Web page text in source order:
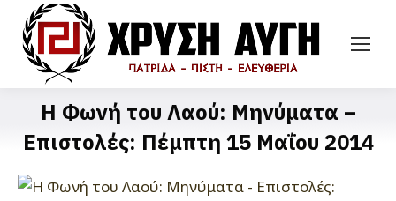
Η Φωνή του Λαού: Μηνύματα –
Επιστολές: Πέμπτη 15 Μαΐου 2014